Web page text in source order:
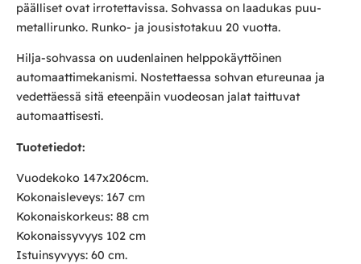
päälliset ovat irrotettavissa. Sohvassa on laadukas puu-
metallirunko. Runko- ja jousistotakuu 20 vuotta.
Hilja-sohvassa on uudenlainen helppokäyttöinen
automaattimekanismi. Nostettaessa sohvan etureunaa ja
vedettäessä sitä eteenpäin vuodeosan jalat taittuvat
automaattisesti.
Tuotetiedot:
Vuodekoko 147x206cm.
Kokonaisleveys: 167 cm
Kokonaiskorkeus: 88 cm
Kokonaissyvyys 102 cm
Istuinsyvyys: 60 cm.